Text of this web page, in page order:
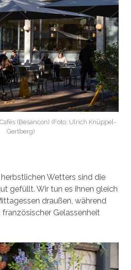
(Besancon) (Foto: Ulrich Knüppel-
Gertberg)
Wetters sind die
gefüllt. Wir tun es ihnen gleich
draußen, während
Gelassenheit